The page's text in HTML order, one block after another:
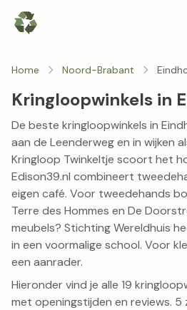
Home Noord-Brabant
Kringloopwinkels in
De beste kringloopwinkels in
aan de Leenderweg en in wijken
Kringloop Twinkeltje scoort het
Edison39.nl combineert
eigen café. Voor tweedehands
Terre des Hommes en De
meubels? Stichting Wereldhuis
in een voormalige school. Voor
een aanrader.
Hieronder vind je alle 19
met openingstijden en reviews.